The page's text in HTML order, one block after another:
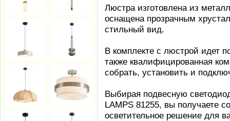
Люстра изготовлена из
оснащена прозрачным
стильный вид.
В комплекте с люстрой идет
также квалифицированная
собрать, установить и
Выбирая подвесную
LAMPS 81255, вы получаете
осветительное решение для